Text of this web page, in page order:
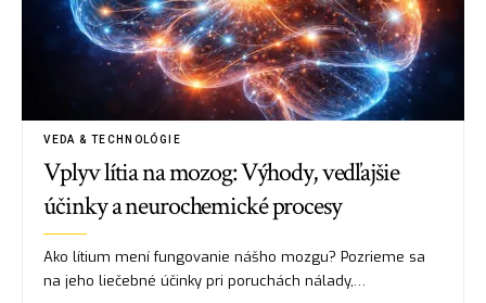
VEDA & TECHNOLÓGIE
Vplyv lítia na mozog: Výhody, vedľajšie
účinky a neurochemické procesy
Ako lítium mení fungovanie nášho mozgu? Pozrieme sa
na jeho liečebné účinky pri poruchách nálady,…